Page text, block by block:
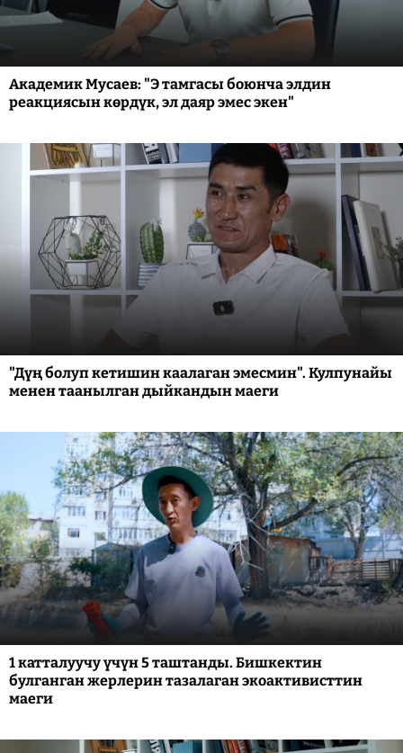
Академик Мусаев: "Э тамгасы боюнча элдин
реакциясын көрдүк, эл даяр эмес экен"
"Дүң болуп кетишин каалаган эмесмин". Кулпунайы
менен таанылган дыйкандын маеги
1 катталуучу үчүн 5 таштанды. Бишкектин
булганган жерлерин тазалаган экоактивисттин
маеги